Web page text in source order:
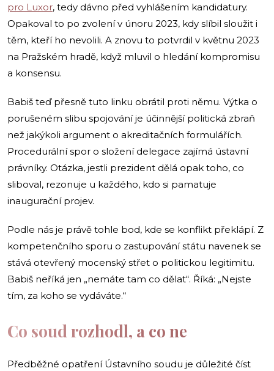
pro Luxor, tedy dávno před vyhlášením kandidatury.
Opakoval to po zvolení v únoru 2023, kdy slíbil sloužit i
těm, kteří ho nevolili. A znovu to potvrdil v květnu 2023
na Pražském hradě, když mluvil o hledání kompromisu
a konsensu.
Babiš teď přesně tuto linku obrátil proti němu. Výtka o
porušeném slibu spojování je účinnější politická zbraň
než jakýkoli argument o akreditačních formulářích.
Procedurální spor o složení delegace zajímá ústavní
právníky. Otázka, jestli prezident dělá opak toho, co
sliboval, rezonuje u každého, kdo si pamatuje
inaugurační projev.
Podle nás je právě tohle bod, kde se konflikt překlápí. Z
kompetenčního sporu o zastupování státu navenek se
stává otevřený mocenský střet o politickou legitimitu.
Babiš neříká jen „nemáte tam co dělat“. Říká: „Nejste
tím, za koho se vydáváte.“
Co soud rozhodl, a co ne
Předběžné opatření Ústavního soudu je důležité číst